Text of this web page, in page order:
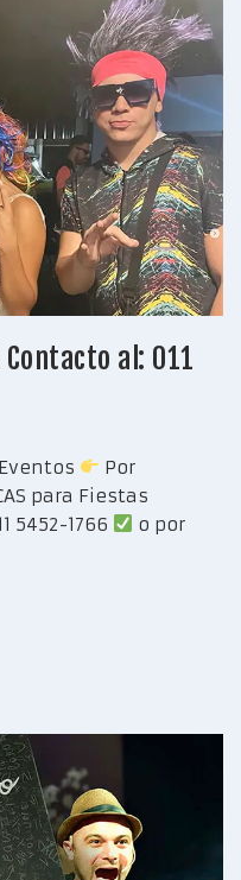
Contacto al: 011
Por
para Fiestas
5452-1766
o por